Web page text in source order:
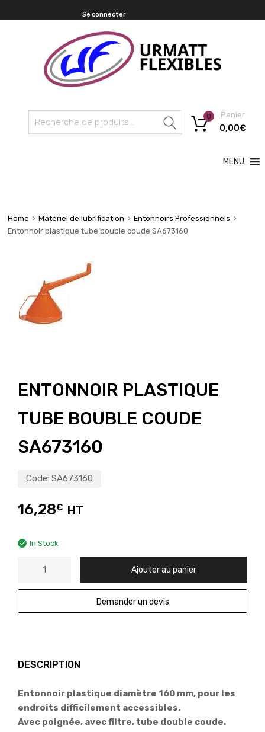
Se connecter
Recherche
Panier
0,00€
0
MENU
Home Matériel de lubrification
Entonnoirs Professionnels
Entonnoir plastique tube bouble coude SA673160
ENTONNOIR PLASTIQUE
TUBE BOUBLE COUDE
SA673160
Code: SA673160
16,28€ HT
In Stock
Ajouter au panier
Demander un devis
DESCRIPTION
Entonnoir plastique diamètre 160 mm, pour les
endroits difficilement accessibles.
Avec poignée, avec filtre, tube double coude.